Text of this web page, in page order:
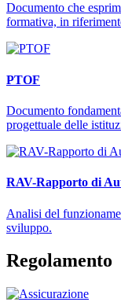
Documento che
formativa, in
PTOF
Documento
progettuale delle
RAV-Rapporto di
Analisi del
sviluppo.
Regolamento